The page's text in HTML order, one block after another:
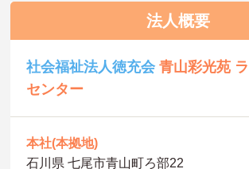
法人概要
社会福祉法人徳充会青山彩光苑
センター
本社(本拠地)
石川県 七尾市青山町ろ部22